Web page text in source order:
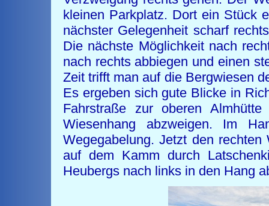
kleinen Parkplatz. Dort ein Stück
nächster Gelegenheit scharf
Die nächste Möglichkeit nach
nach rechts abbiegen und einen
Zeit trifft man auf die Bergwiesen
Es ergeben sich gute Blicke in
Fahrstraße zur oberen
Wiesenhang abzweigen. Im
Wegegabelung. Jetzt den
auf dem Kamm durch
Heubergs nach links in den Hang